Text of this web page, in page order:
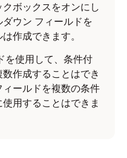
ボックスをオンにし
ウン フィールドを
作成できます。
を使用して、条件付
作成することはでき
ールドを複数の条件
用することはできま